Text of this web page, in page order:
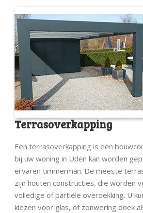
Terrasoverkapping
Een terrasoverkapping is een
bij uw woning in Uden kan worden
ervaren timmerman. De meeste
zijn houten constructies, die worden
volledige of partiële overdekking. U
kiezen voor glas, of zonwering doek